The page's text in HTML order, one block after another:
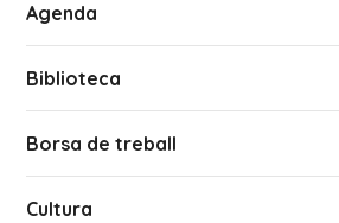
Agenda
Biblioteca
Borsa de treball
Cultura